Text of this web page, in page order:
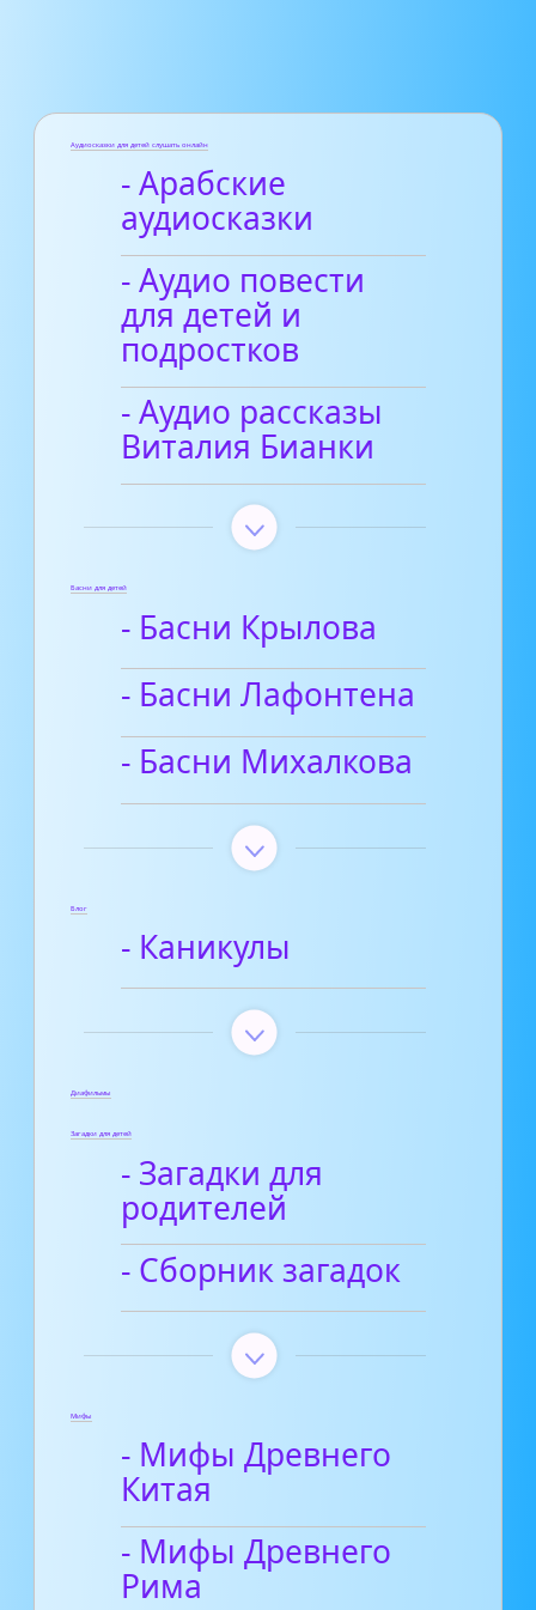
Аудиосказки для детей слушать онлайн
- Арабские
аудиосказки
- Аудио повести
для детей и
подростков
- Аудио рассказы
Виталия Бианки
Басни для детей
- Басни Крылова
- Басни Лафонтена
- Басни Михалкова
Блог
- Каникулы
Диафильмы
Загадки для детей
- Загадки для
родителей
- Сборник загадок
Мифы
- Мифы Древнего
Китая
- Мифы Древнего
Рима